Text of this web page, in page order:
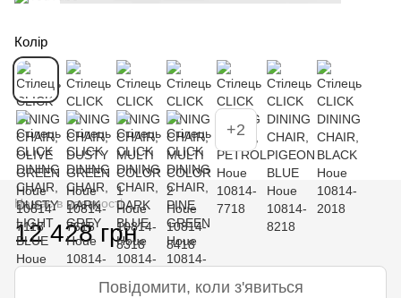
Колір
+2
Немає в наявності
12 428 грн
Повідомити, коли з'явиться